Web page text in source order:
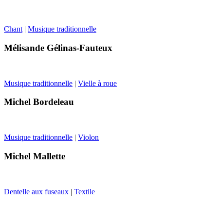
Chant | Musique traditionnelle
Mélisande Gélinas-Fauteux
Musique traditionnelle | Vielle à roue
Michel Bordeleau
Musique traditionnelle | Violon
Michel Mallette
Dentelle aux fuseaux | Textile